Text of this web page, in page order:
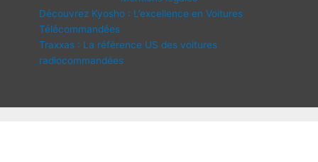
Découvrez Kyosho : L’excellence en Voitures
Télécommandées
Traxxas : La référence US des voitures
radiocommandées